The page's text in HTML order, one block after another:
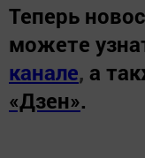
Теперь
можете
канале, а
«Дзен».